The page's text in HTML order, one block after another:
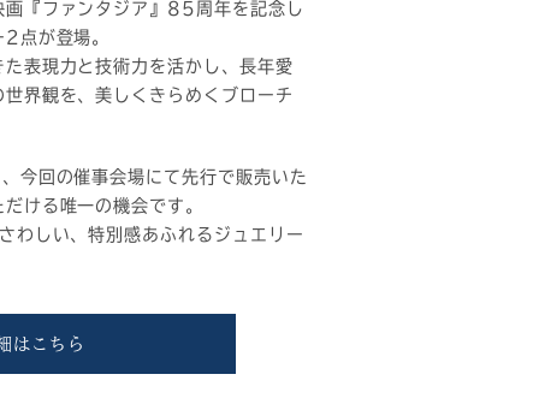
画『ファンタジア』85周年を記念し
点が登場。
表現力と技術力を活かし、長年愛
界観を、美しくきらめくブローチ
今回の催事会場にて先行で販売いた
ける唯一の機会です。
わしい、特別感あふれるジュエリー
はこちら